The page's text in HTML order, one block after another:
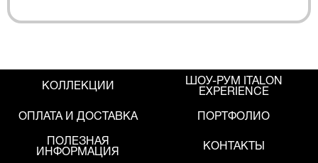
КОЛЛЕКЦИИ
ШОУ-РУМ ITALON
EXPERIENCE
ОПЛАТА И ДОСТАВКА ПОРТФОЛИО
ПОЛЕЗНАЯ
ИНФОРМАЦИЯ
КОНТАКТЫ